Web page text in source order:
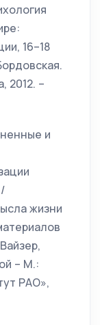
16–18
2012. –
и
жизни
– М.:
РАО»,